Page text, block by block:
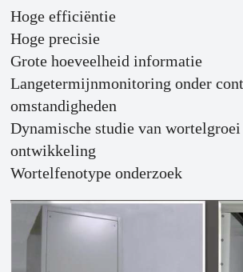
Hoge efficiëntie
Hoge precisie
Grote hoeveelheid informatie
Langetermijnmonitoring onder
omstandigheden
Dynamische studie van wortelgroei
ontwikkeling
Wortelfenotype onderzoek